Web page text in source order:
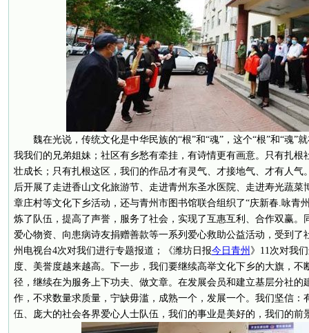
魏在光说，传统文化是中华民族的“根”和“魂”，这个“根”和“魂”
我我们的兄弟姐妹；社区有乡愁有牵挂，有诗情更有画意。只有扎根
壮成长；只有扎根这区，我们的作品才有灵气、才接地气、才有人气
后开展了走进香山文化旅游节、走进青州东圣水医院、走进寿光蔬菜
章庄村等文化下乡活动，还与青州市图书馆联合组织了“庆新春.咏青
炼了队伍，提高了声誉，服务了社会，实现了互惠互利、合作双赢。
爱心物资、向患病诗友捐赠善款等一系列爱心救助公益活动，受到了
州电视台4次对我们进行专题报道；《潍坊日报今日青州 》11次对我
度、美誉度越来越高。下一步，我们要继续高举文化下乡的大旗，不
径，继续在为服务上下功夫、做文章。在发展会员和建立基层分社的
作，不求数量求质量，宁缺毋滥，成熟一个，发展一个。我们坚信：
伍、庞大的社会各界爱心人士队伍，我们的事业是美好的，我们的前